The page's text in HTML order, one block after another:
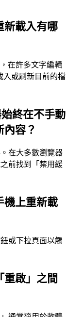
新載入有哪
在許多文字編輯
入或刷新目前的檔
終在不手動
容？
在大多數瀏覽器
前找到「禁用緩
機上重新載
或下拉頁面以觸
重啟」之間